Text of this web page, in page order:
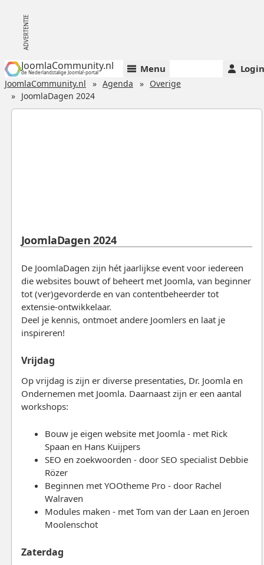
JoomlaCommunity.nl
de Nederlandstalige Joomla!-portal Menu Login
JoomlaCommunity.nl Agenda
Overige
JoomlaDagen 2024
JoomlaDagen 2024
De JoomlaDagen zijn hét jaarlijkse event voor iedereen
die websites bouwt of beheert met Joomla, van beginner
tot (ver)gevorderde en van contentbeheerder tot
extensie-ontwikkelaar.
Deel je kennis, ontmoet andere Joomlers en laat je
inspireren!
Vrijdag
Op vrijdag is zijn er diverse presentaties, Dr. Joomla en
Ondernemen met Joomla. Daarnaast zijn er een aantal
workshops:
Bouw je eigen website met Joomla - met Rick
Spaan en Hans Kuijpers
SEO en zoekwoorden - door SEO specialist Debbie
Rözer
Beginnen met YOOtheme Pro - door Rachel
Walraven
Modules maken - met Tom van der Laan en Jeroen
Moolenschot
Zaterdag